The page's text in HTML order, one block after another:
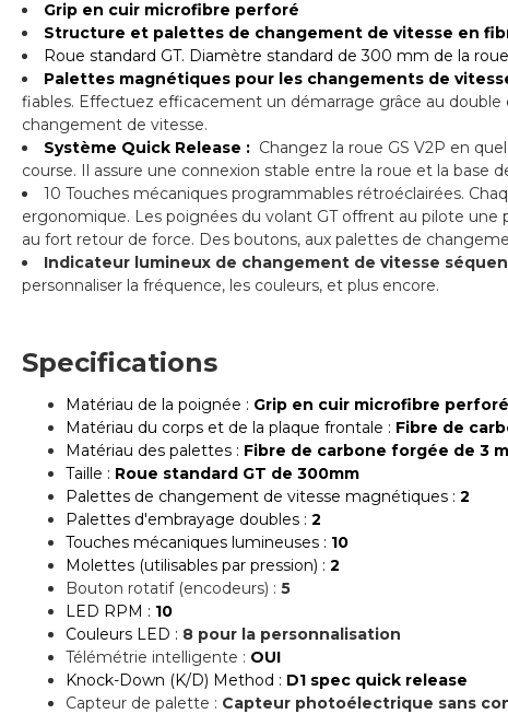
Grip en cuir microfibre perforé
Structure et palettes de changement de vitesse en
Roue standard GT. Diamètre standard de 300 mm de la
Palettes magnétiques pour les changements de
fiables. Effectuez efficacement un démarrage grâce au double
changement de vitesse.
Système Quick Release : Changez la roue GS V2P en
course. Il assure une connexion stable entre la roue et la base
10 Touches mécaniques programmables rétroéclairées.
ergonomique. Les poignées du volant GT offrent au pilote
au fort retour de force. Des boutons, aux palettes de
Indicateur lumineux de changement de vitesse
personnaliser la fréquence, les couleurs, et plus encore.
Specifications
Matériau de la poignée : Grip en cuir microfibre perforé
Matériau du corps et de la plaque frontale : Fibre de
Matériau des palettes : Fibre de carbone forgée de 3
Taille : Roue standard GT de 300mm
Palettes de changement de vitesse magnétiques : 2
Palettes d'embrayage doubles : 2
Touches mécaniques lumineuses : 10
Molettes (utilisables par pression) : 2
Bouton rotatif (encodeurs) : 5
LED RPM : 10
Couleurs LED : 8 pour la personnalisation
Télémétrie intelligente : OUI
Knock-Down (K/D) Method : D1 spec quick release
Capteur de palette : Capteur photoélectrique sans